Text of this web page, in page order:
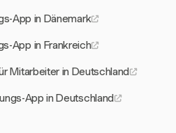
App in Dänemark
App in Frankreich
Mitarbeiter in Deutschland
App in Deutschland